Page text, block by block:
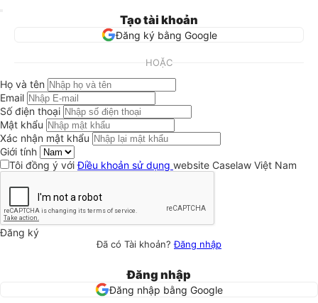
Tạo tài khoản
Đăng ký bằng Google
HOẶC
Họ và tên
Email
Số điện thoại
Mật khẩu
Xác nhận mật khẩu
Giới tính
Tôi đồng ý vớiĐiều khoản sử dụng website Caselaw Việt Nam
Đăng ký
Đã có Tài khoản?Đăng nhập
Đăng nhập
Đăng nhập bằng Google